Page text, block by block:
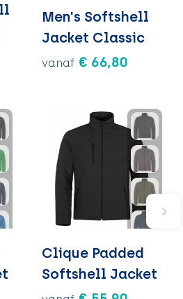
Men's Softshell
Jacket Classic
vanaf € 66,80
Clique Padded
Softshell Jacket